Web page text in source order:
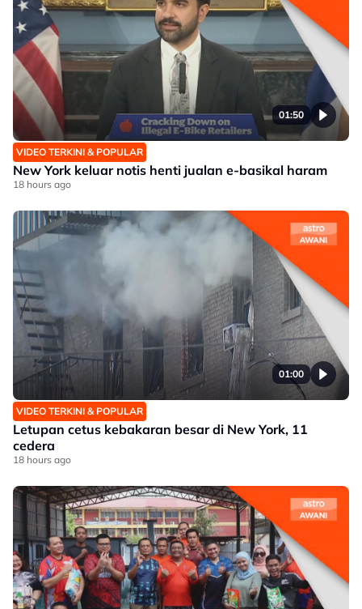
01:50
VIDEO TERKINI & POPULAR
New York keluar notis henti jualan e-basikal haram
18 hours ago
01:00
VIDEO TERKINI & POPULAR
Letupan cetus kebakaran besar di New York, 11
cedera
18 hours ago